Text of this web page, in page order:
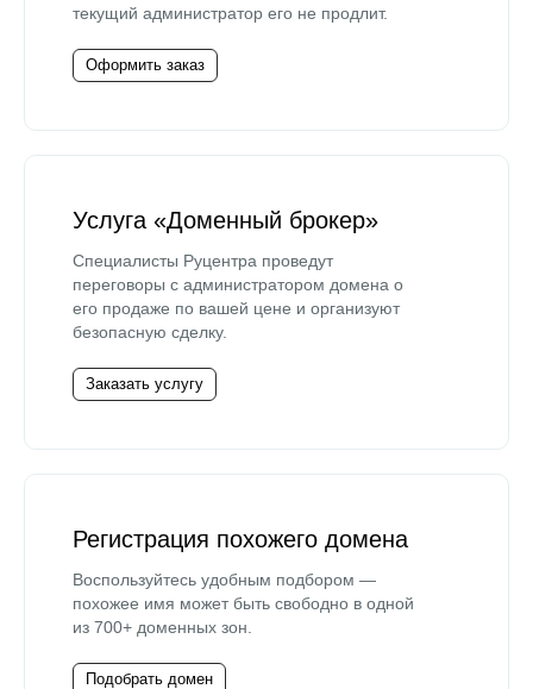
текущий администратор его не продлит.
Оформить заказ
Услуга «Доменный брокер»
Специалисты Руцентра проведут
переговоры с администратором домена о
его продаже по вашей цене и организуют
безопасную сделку.
Заказать услугу
Регистрация похожего домена
Воспользуйтесь удобным подбором —
похожее имя может быть свободно в одной
из 700+ доменных зон.
Подобрать домен